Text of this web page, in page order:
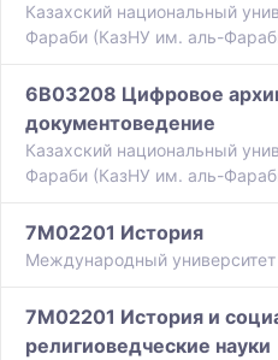
Казахский национальный
Фараби (КазНУ им. аль-
6B03208 Цифровое
документоведение
Казахский национальный
Фараби (КазНУ им. аль-
7M02201 История
Международный университет
7M02201 История и
религиоведческие науки